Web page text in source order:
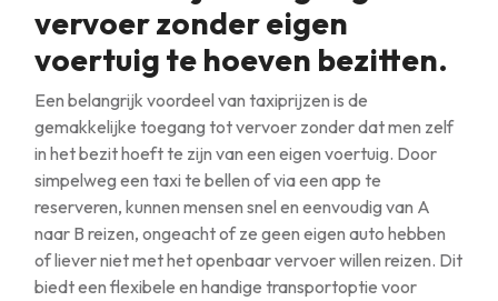
vervoer zonder eigen
voertuig te hoeven bezitten.
Een belangrijk voordeel van taxiprijzen is de
gemakkelijke toegang tot vervoer zonder dat men zelf
in het bezit hoeft te zijn van een eigen voertuig. Door
simpelweg een taxi te bellen of via een app te
reserveren, kunnen mensen snel en eenvoudig van A
naar B reizen, ongeacht of ze geen eigen auto hebben
of liever niet met het openbaar vervoer willen reizen. Dit
biedt een flexibele en handige transportoptie voor